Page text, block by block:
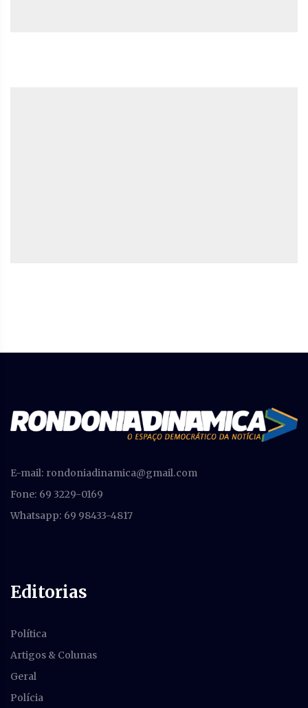
E-mail: rondoniadinamica@gmail.com
Fone: 69 3229-0169
Whatsapp: 69 98433-4817
Editorias
Política
Artigos & Colunas
Geral
Polícia